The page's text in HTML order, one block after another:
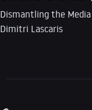
Dismantling the
Dimitri Lascaris